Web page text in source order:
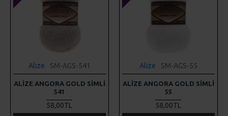
Alize SM-AGS-541
ALIZE ANGORA GOLD SIMLI
541
58,00TL
Alize SM-AGS-55
ALIZE ANGORA GOLD SIMLI
55
58,00TL